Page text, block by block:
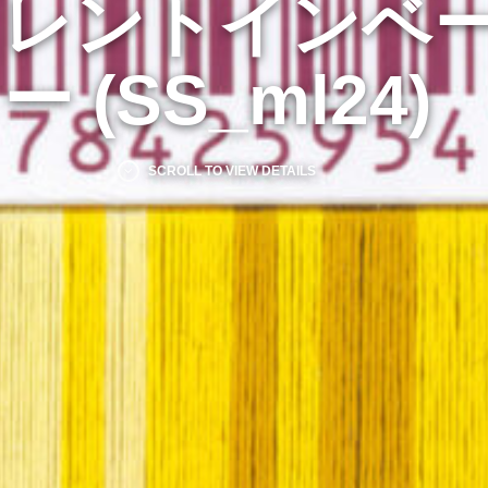
ントインベ
ー (SS_ml24)
SCROLL TO VIEW DETAILS